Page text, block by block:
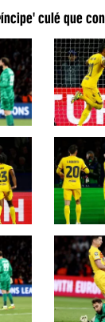
culé que